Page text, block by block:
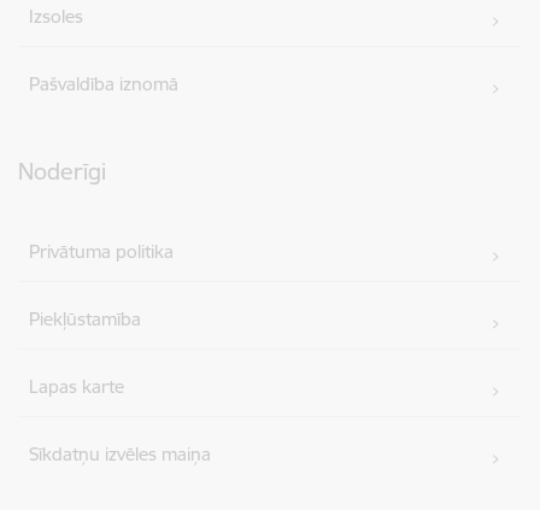
Izsoles
Pašvaldība iznomā
Noderīgi
Privātuma politika
Piekļūstamība
Lapas karte
Sīkdatņu izvēles maiņa